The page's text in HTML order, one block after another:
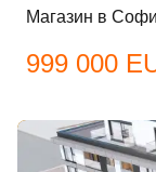
Магазин в
999 000